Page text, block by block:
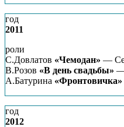
год
2011
роли
С.Довлатов «Чемодан» —
В.Розов «В день свадьбы» —
А.Батурина «Фронтовичка»
год
2012